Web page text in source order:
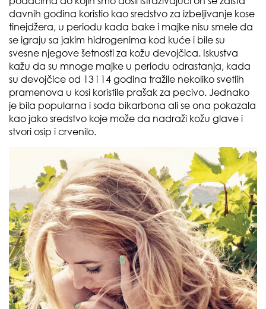
davnih godina koristio kao sredstvo za izbeljivanje kose
tinejdžera, u periodu kada bake i majke nisu smele da
se igraju sa jakim hidrogenima kod kuće i bile su
svesne njegove šetnosti za kožu devojčica. Iskustva
kažu da su mnoge majke u periodu odrastanja, kada
su devojčice od 13 i 14 godina tražile nekoliko svetlih
pramenova u kosi koristile prašak za pecivo. Jednako
je bila popularna i soda bikarbona ali se ona pokazala
kao jako sredstvo koje može da nadraži kožu glave i
stvori osip i crvenilo.